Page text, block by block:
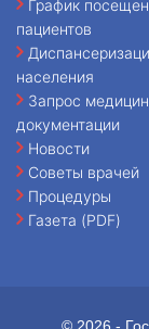
График
пациентов
населения
Запрос
документации
Новости
Советы врачей
Процедуры
Газета (PDF)